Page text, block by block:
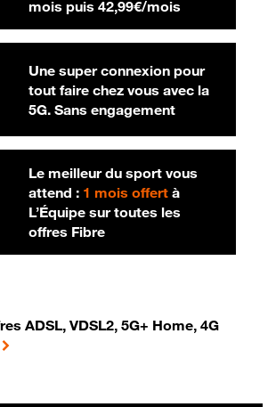
mois puis 42,99€/mois42,99 € par
Une super connexion pour
tout faire chez vous avec la
5G. Sans engagement
Le meilleur du sport vous
attend : 1 mois offertà
L’Équipe sur toutes les
offres Fibre
ADSL, VDSL2, 5G+ Home, 4G